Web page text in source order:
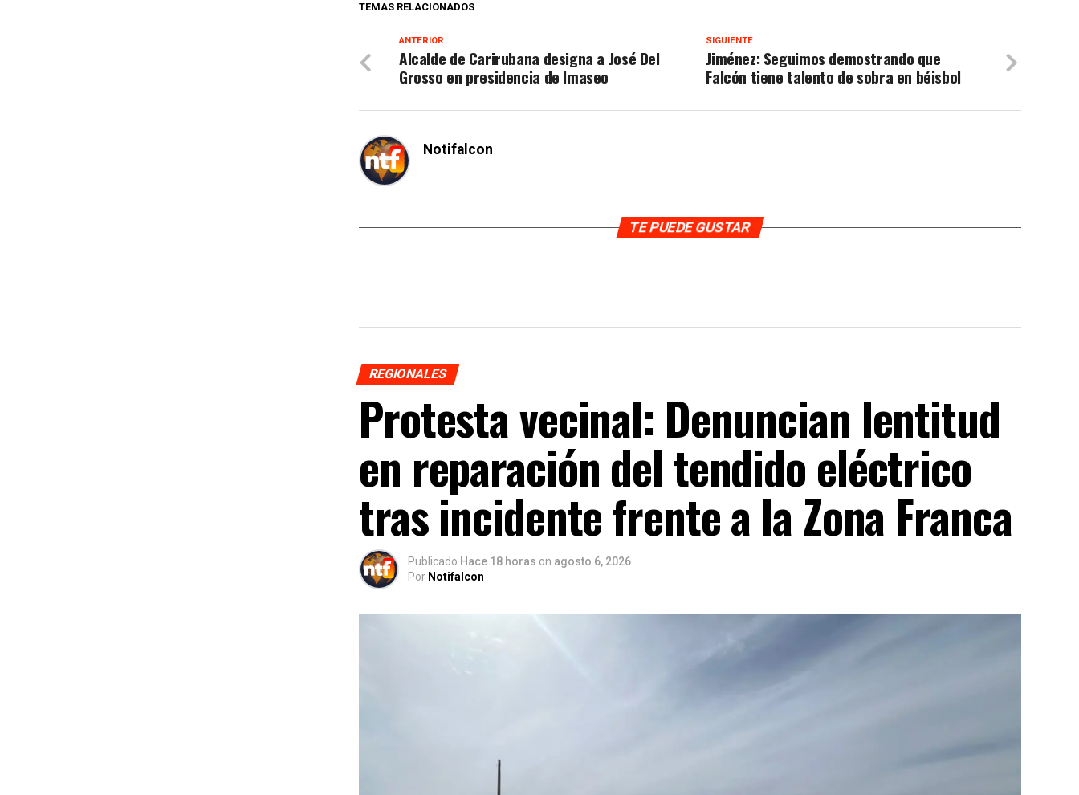
TEMAS RELACIONADOS
SIGUIENTE
Jiménez: Seguimos demostrando que
Falcón tiene talento de sobra en béisbol
ANTERIOR
Alcalde de Carirubana designa a José Del
Grosso en presidencia de Imaseo
Notifalcon
TE PUEDE GUSTAR
REGIONALES
Protesta vecinal: Denuncian lentitud
en reparación del tendido eléctrico
tras incidente frente a la Zona Franca
Publicado Hace 18 horas on agosto 6, 2026
Por Notifalcon